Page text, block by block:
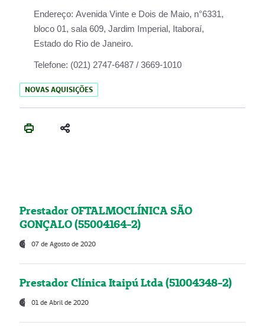
Endereço: Avenida Vinte e Dois de Maio, n°6331,
bloco 01, sala 609, Jardim Imperial, Itaboraí,
Estado do Rio de Janeiro.
Telefone: (021) 2747-6487 / 3669-1010
NOVAS AQUISIÇÕES
Prestador OFTALMOCLÍNICA SÃO
GONÇALO (55004164-2)
07 de Agosto de 2020
Prestador Clínica Itaipú Ltda (51004348-2)
01 de Abril de 2020